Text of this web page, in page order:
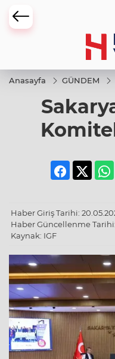
Anasayfa GÜNDEM
Haber Giriş Tarihi:
Haber Güncellenme Tarihi:
Kaynak: IGF